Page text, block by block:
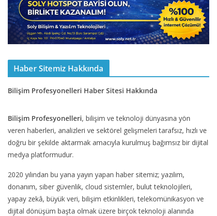
Haber Sitemiz Hakkında
Bilişim Profesyonelleri Haber Sitesi Hakkında
Bilişim Profesyonelleri, bilişim ve teknoloji dünyasına yön
veren haberleri, analizleri ve sektörel gelişmeleri tarafsız, hızlı ve
doğru bir şekilde aktarmak amacıyla kurulmuş bağımsız bir dijital
medya platformudur.
2020 yılından bu yana yayın yapan haber sitemiz; yazılım,
donanım, siber güvenlik, cloud sistemler, bulut teknolojileri,
yapay zekâ, büyük veri, bilişim etkinlikleri, telekomünikasyon ve
dijital dönüşüm başta olmak üzere birçok teknoloji alanında